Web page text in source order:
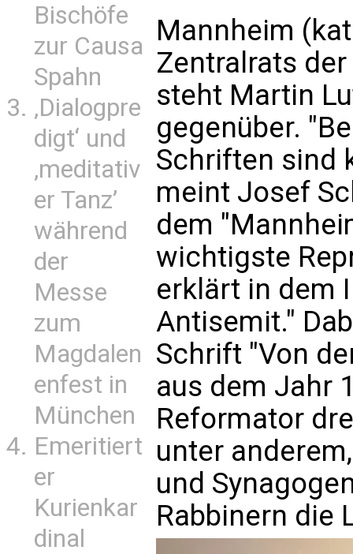
Bischöfe
zur Causa
Spahn
‚Dialogpre
digt‘ und
‚meditativ
er Tanz’
während
der
Messe
zum
Magdalen
enfest in
München
Emeritiert
er
Kurienkar
dinal
Mannheim
Zentralrats
steht Martin
gegenüber.
Schriften sind
meint Josef
dem
wichtigste
erklärt in dem
Antisemit."
Schrift "Von
aus dem Jahr
Reformator
unter
und
Rabbinern die